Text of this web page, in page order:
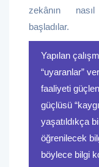
zekânın
başladılar.
Yapılan
“uyaranlar”
faaliyeti
güçlüsü
yaşatıldıkça
öğrenilecek
böylece bilgi